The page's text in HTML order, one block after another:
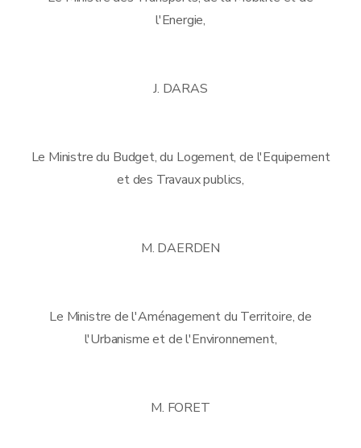
l'Energie,
J. DARAS
Le Ministre du Budget, du Logement, de l'Equipement
et des Travaux publics,
M. DAERDEN
Le Ministre de l'Aménagement du Territoire, de
l'Urbanisme et de l'Environnement,
M. FORET